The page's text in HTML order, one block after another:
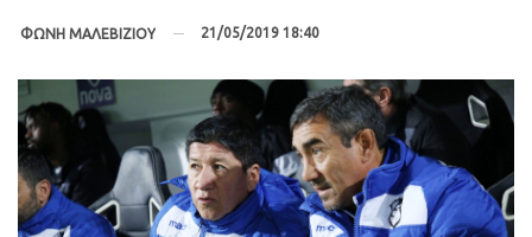
ΦΩΝΗ ΜΑΛΕΒΙΖΙΟΥ 21/05/2019 18:40